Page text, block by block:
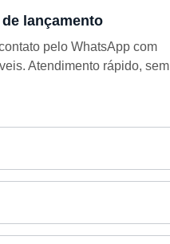
lançamento
pelo WhatsApp com
Atendimento rápido, sem